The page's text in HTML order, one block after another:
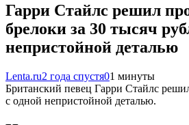
Гарри Стайлс решил
брелоки за 30 тысяч
непристойной деталью
Lenta.ru2 года спустя01 минуты
Британский певец Гарри Стайлс
с одной непристойной деталью.